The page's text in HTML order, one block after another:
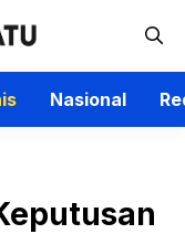
Nasional